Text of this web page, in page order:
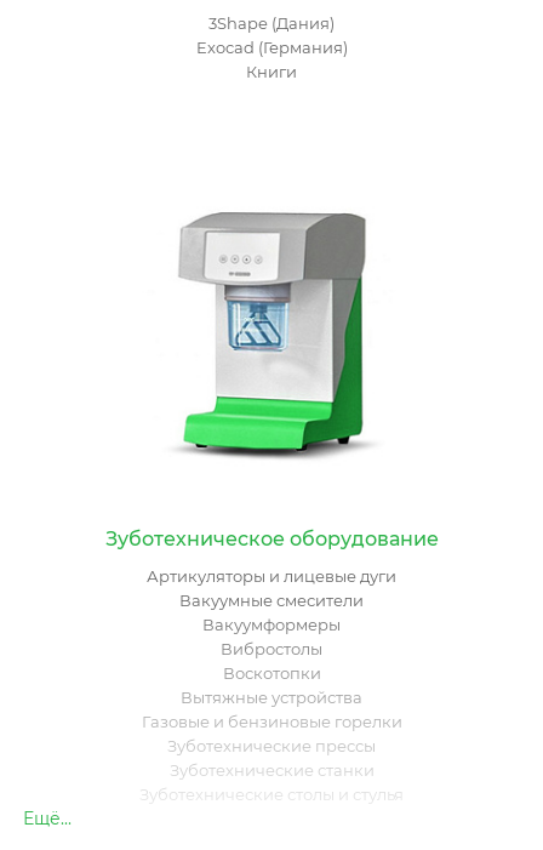
3Shape (Дания)
Exocad (Германия)
Книги
Зуботехническое оборудование
Артикуляторы и лицевые дуги
Вакуумные смесители
Вакуумформеры
Вибростолы
Воскотопки
Вытяжные устройства
Газовые и бензиновые горелки
Зуботехнические прессы
Зуботехнические станки
Зуботехнические столы и стулья
Ещё...